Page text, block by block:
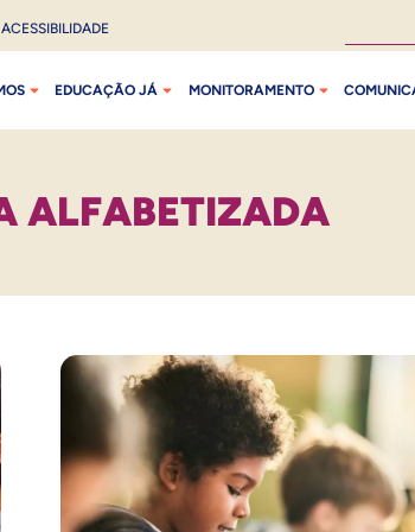
ACESSIBILIDADE
EDUCAÇÃO JÁ MONITORAMENTO
ALFABETIZADA